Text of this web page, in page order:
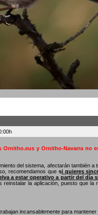
Ornitho.eus y Ornitho-Navarra no
del sistema, afectarán también
recomendamos que si quieres
a estar operativo a partir del día
la aplicación, puesto que la
incansablemente para